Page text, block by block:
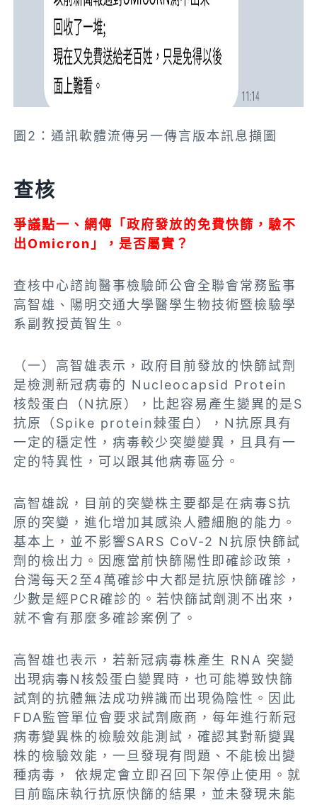
圖2：通訊軟體流傳另一傳言版本訊息擷圖
查核
爭議點一、網傳「政府發放的免費快篩，驗不
出Omicron」，是否屬實？
查核中心諮詢醫事檢驗師公會全聯會常務監事
高智雄、 陽明交通大學醫學生物技術暨檢驗學
系副教授黃智生。
（一） 高智雄表示，政府目前發放的快篩試劑
是檢測新冠病毒的 Nucleocapsid Protein
核殼蛋白（N抗原），比起容易產生變異的是S
抗原（Spike protein棘蛋白），N抗原具有
一定的穩定性，病毒較少突變變異，且具有一
定的特異性，可以跟其他病毒區分。
高智雄說，目前的突變株主要都是在病毒S抗
原的突變，進化增加其感染人體細胞的能力。
基本上，並不影響SARS CoV-2 N抗原快篩試
劑的檢出力。因應當前快篩陽性即確診政策，
台灣每天2至4萬確診中大都是抗原快篩確診，
少數是經PCR確診的。若快篩試劑測不出來，
就不會有那麼多確診案例了。
高智雄也表示，若新冠病毒株產生 RNA 突變
出現病毒N核殼蛋白變異時，也可能導致快篩
試劑的抗體無法成功辨識而出現偽陰性。因此
FDA監管單位會要求試劑廠商，每年進行新冠
病毒變異株的檢驗效能測試，確認其對新變異
株的檢驗效能，一旦發現有問題、不能檢出變
種病毒， 依規定會立即召回下架停止使用。就
目前臨床執行抗原快篩的結果，並未發現未能